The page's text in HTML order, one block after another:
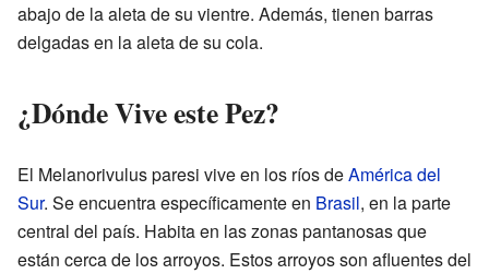
abajo de la aleta de su vientre. Además, tienen barras
delgadas en la aleta de su cola.
¿Dónde Vive este Pez?
El Melanorivulus paresi vive en los ríos deAmérica del
Sur. Se encuentra específicamente en Brasil, en la parte
central del país. Habita en las zonas pantanosas que
están cerca de los arroyos. Estos arroyos son afluentes del